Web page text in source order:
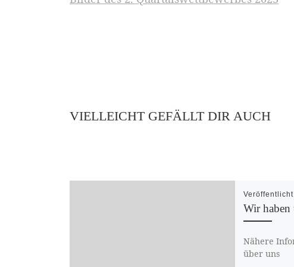
VIELLEICHT GEFÄLLT DIR AUCH
Veröffentlicht
Wir haben
Nähere
über uns